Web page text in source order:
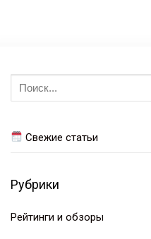
Искать:
Свежие статьи
Рубрики
Рейтинги и обзоры